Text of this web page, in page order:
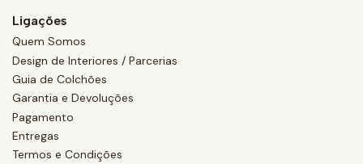
Ligações
Quem Somos
Design de Interiores / Parcerias
Guia de Colchões
Garantia e Devoluções
Pagamento
Entregas
Termos e Condições